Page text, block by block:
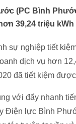
(PC Bình
39,24 triệu
sự nghiệp tiết
dịch vụ hơn
đã tiết kiệm
với đẩy nhanh
Điện lực Bình